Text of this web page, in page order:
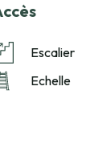
Escalier
Echelle